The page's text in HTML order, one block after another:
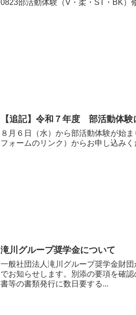
0823部活動体験（V・柔・ST・BK）
【追記】令和７年度 部活動体験
８月６日（水）から部活動体験が始
フォームのリンク）からお申し込み
滝川グループ奨学金について
一般社団法人滝川グループ奨学金財
でお知らせします。別添の要項を確
書等の書類発行に数日要する...